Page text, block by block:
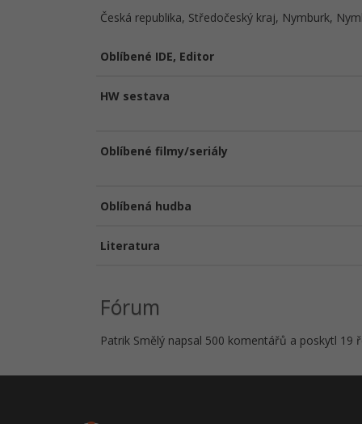
Česká republika, Středočeský kraj, Nymburk,
Oblíbené IDE, Editor
HW sestava
Oblíbené filmy/seriály
Oblíbená hudba
Literatura
Fórum
Patrik Smělý napsal 500 komentářů a poskytl 19